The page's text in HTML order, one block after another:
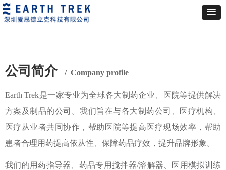
公司简介 / Company profile
Earth Trek是一家专业为全球各大制药企业、医院等提供解决
方案及制品的公司。我们旨在与各大制药公司、医疗机构、
医疗从业者共同协作，帮助医院等提高医疗现场效率，帮助
患者合理用药提高依从性、保障药品疗效，提升品牌形象。
我们的用药指导器、药品专用搅拌器/溶解器、医用模拟训练